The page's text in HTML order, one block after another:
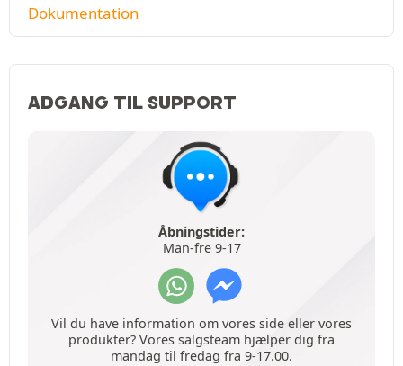
Dokumentation
ADGANG TIL SUPPORT
Åbningstider:
Man-fre 9-17
Vil du have information om vores side eller vores
produkter? Vores salgsteam hjælper dig fra
mandag til fredag fra 9-17.00.